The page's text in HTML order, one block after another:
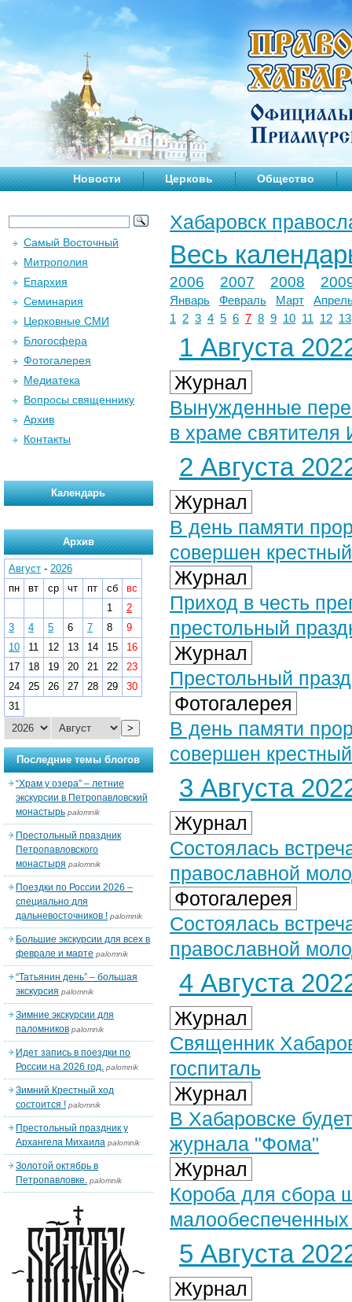
Новости Церковь Общество
Хабаровск
Весь
2006 2007 2008
Январь Февраль Март
1
2 3 4 5 6 7 8 9 10 11 12 13
1 Августа
Журнал
Вынужденные
в храме святителя
2 Августа
Журнал
В день памяти
совершен
Журнал
Приход в честь
престольный
Журнал
Престольный
Фотогалерея
В день памяти
совершен
3 Августа
Журнал
Состоялась
православной
Фотогалерея
Состоялась
православной
4 Августа
Журнал
Священник
госпиталь
Журнал
В Хабаровске
журнала "Фома"
Журнал
Короба для сбора
малообеспеченных
5 Августа
Журнал
Самый Восточный
Митрополия
Епархия
Семинария
Церковные СМИ
Блогосфера
Фотогалерея
Медиатека
Вопросы священнику
Архив
Контакты
Календарь
Архив
Август - 2026
пн
вт ср чт пт сб
вс
1
2
3
4 5 6 7 8
9
10
11 12 13 14 15
16
17
18 19 20 21 22
23
24
25 26 27 28 29
30
31
>
Последние темы блогов
“Храм у озера” – летние
экскурсии в Петропавловский
монастырь palomnik
Престольный праздник
Петропавловского
монастыря palomnik
Поездки по России 2026 –
специально для
дальневосточников ! palomnik
Большие экскурсии для всех в
феврале и марте palomnik
“Татьянин день” – большая
экскурсия palomnik
Зимние экскурсии для
паломников palomnik
Идет запись в поездки по
России на 2026 год. palomnik
Зимний Крестный ход
состоится ! palomnik
Престольный праздник у
Архангела Михаила palomnik
Золотой октябрь в
Петропавловке. palomnik